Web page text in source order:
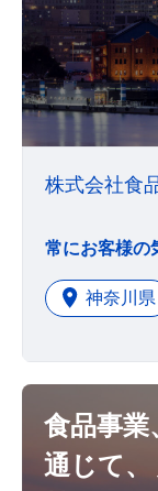
株式会社食
神奈川県
食品事業
通じて